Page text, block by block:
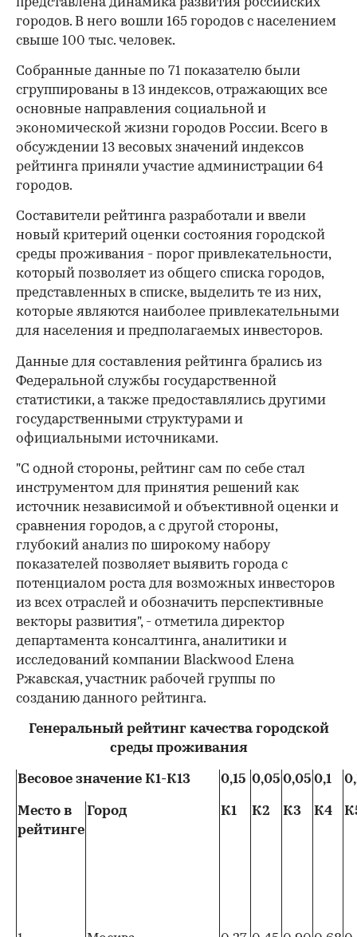
представлена динамика развития российских
городов. В него вошли 165 городов с населением
свыше 100 тыс. человек.
Собранные данные по 71 показателю были
сгруппированы в 13 индексов, отражающих все
основные направления социальной и
экономической жизни городов России. Всего в
обсуждении 13 весовых значений индексов
рейтинга приняли участие администрации 64
городов.
Составители рейтинга разработали и ввели
новый критерий оценки состояния городской
среды проживания - порог привлекательности,
который позволяет из общего списка городов,
представленных в списке, выделить те из них,
которые являются наиболее привлекательными
для населения и предполагаемых инвесторов.
Данные для составления рейтинга брались из
Федеральной службы государственной
статистики, а также предоставлялись другими
государственными структурами и
официальными источниками.
"С одной стороны, рейтинг сам по себе стал
инструментом для принятия решений как
источник независимой и объективной оценки и
сравнения городов, а с другой стороны,
глубокий анализ по широкому набору
показателей позволяет выявить города с
потенциалом роста для возможных инвесторов
из всех отраслей и обозначить перспективные
векторы развития", - отметила директор
департамента консалтинга, аналитики и
исследований компании Blackwood Елена
Ржавская, участник рабочей группы по
созданию данного рейтинга.
Генеральный рейтинг качества городской
среды проживания
Весовое значение К1-К13 0,15 0,05 0,05 0,1
Место в
рейтинге
Город К1 К2 К3 К4